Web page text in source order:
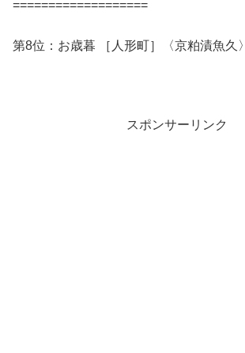
===================
第8位：お歳暮 ［人形町］〈京粕漬魚久
スポンサーリンク